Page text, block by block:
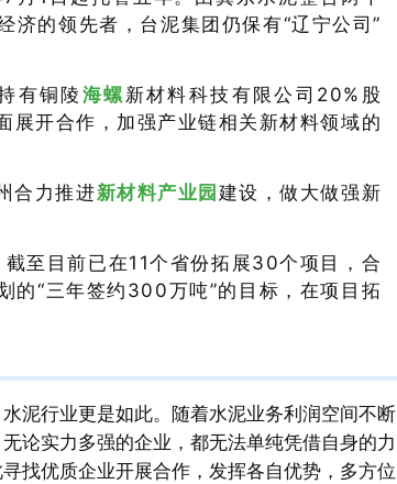
济的领先者，台泥集团仍保有“辽宁公司”
有铜陵 海螺 新材料科技有限公司20%股
展开合作，加强产业链相关新材料领域的
合力推进新材料产业园 建设，做大做强新
至目前已在11个省份拓展30个项目，合
的“三年签约300万吨”的目标，在项目拓
泥行业更是如此。随着水泥业务利润空间不断
论实力多强的企业，都无法单纯凭借自身的力
找优质企业开展合作，发挥各自优势，多方位